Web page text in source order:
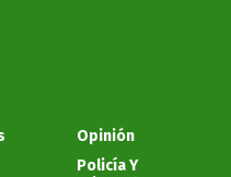
Opinión
Policía Y